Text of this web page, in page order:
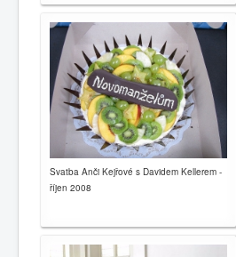
Svatba Anči Kejřové s Davidem Kellerem -
říjen 2008